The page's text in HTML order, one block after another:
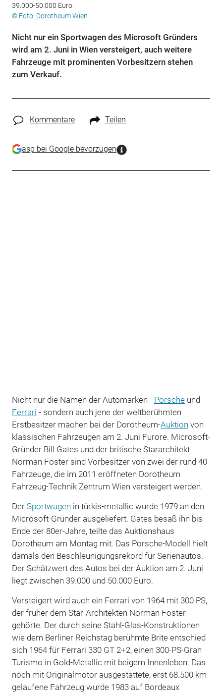
39.000-50.000 Euro.
© Foto: Dorotheum Wien
Nicht nur ein Sportwagen des Microsoft Gründers
wird am 2. Juni in Wien versteigert, auch weitere
Fahrzeuge mit prominenten Vorbesitzern stehen
zum Verkauf.
Kommentare Teilen
asp bei Google bevorzugen
Nicht nur die Namen der Automarken - Porscheund
Ferrari - sondern auch jene der weltberühmten
Erstbesitzer machen bei der Dorotheum-Auktion von
klassischen Fahrzeugen am 2. Juni Furore. Microsoft-
Gründer Bill Gates und der britische Stararchitekt
Norman Foster sind Vorbesitzer von zwei der rund 40
Fahrzeuge, die im 2011 eröffneten Dorotheum
Fahrzeug-Technik Zentrum Wien versteigert werden.
Der Sportwagen in türkis-metallic wurde 1979 an den
Microsoft-Gründer ausgeliefert. Gates besaß ihn bis
Ende der 80er-Jahre, teilte das Auktionshaus
Dorotheum am Montag mit. Das Porsche-Modell hielt
damals den Beschleunigungsrekord für Serienautos.
Der Schätzwert des Autos bei der Auktion am 2. Juni
liegt zwischen 39.000 und 50.000 Euro.
Versteigert wird auch ein Ferrari von 1964 mit 300 PS,
der früher dem Star-Architekten Norman Foster
gehörte. Der durch seine Stahl-Glas-Konstruktionen
wie dem Berliner Reichstag berühmte Brite entschied
sich 1964 für Ferrari 330 GT 2+2, einen 300-PS-Gran
Turismo in Gold-Metallic mit beigem Innenleben. Das
noch mit Originalmotor ausgestattete, erst 68.500 km
gelaufene Fahrzeug wurde 1983 auf Bordeaux